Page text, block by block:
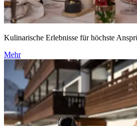
Kulinarische Erlebnisse für höchste
Mehr